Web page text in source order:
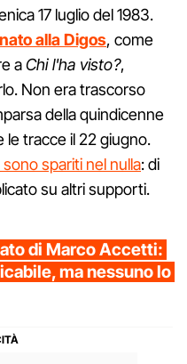
17 luglio del 1983.
alla Digos, come
aChi l'ha visto?,
Non era trascorso
della quindicenne
le tracce il 22 giugno.
spariti nel nulla: di
su altri supporti.
di Marco Accetti:
ma nessuno lo